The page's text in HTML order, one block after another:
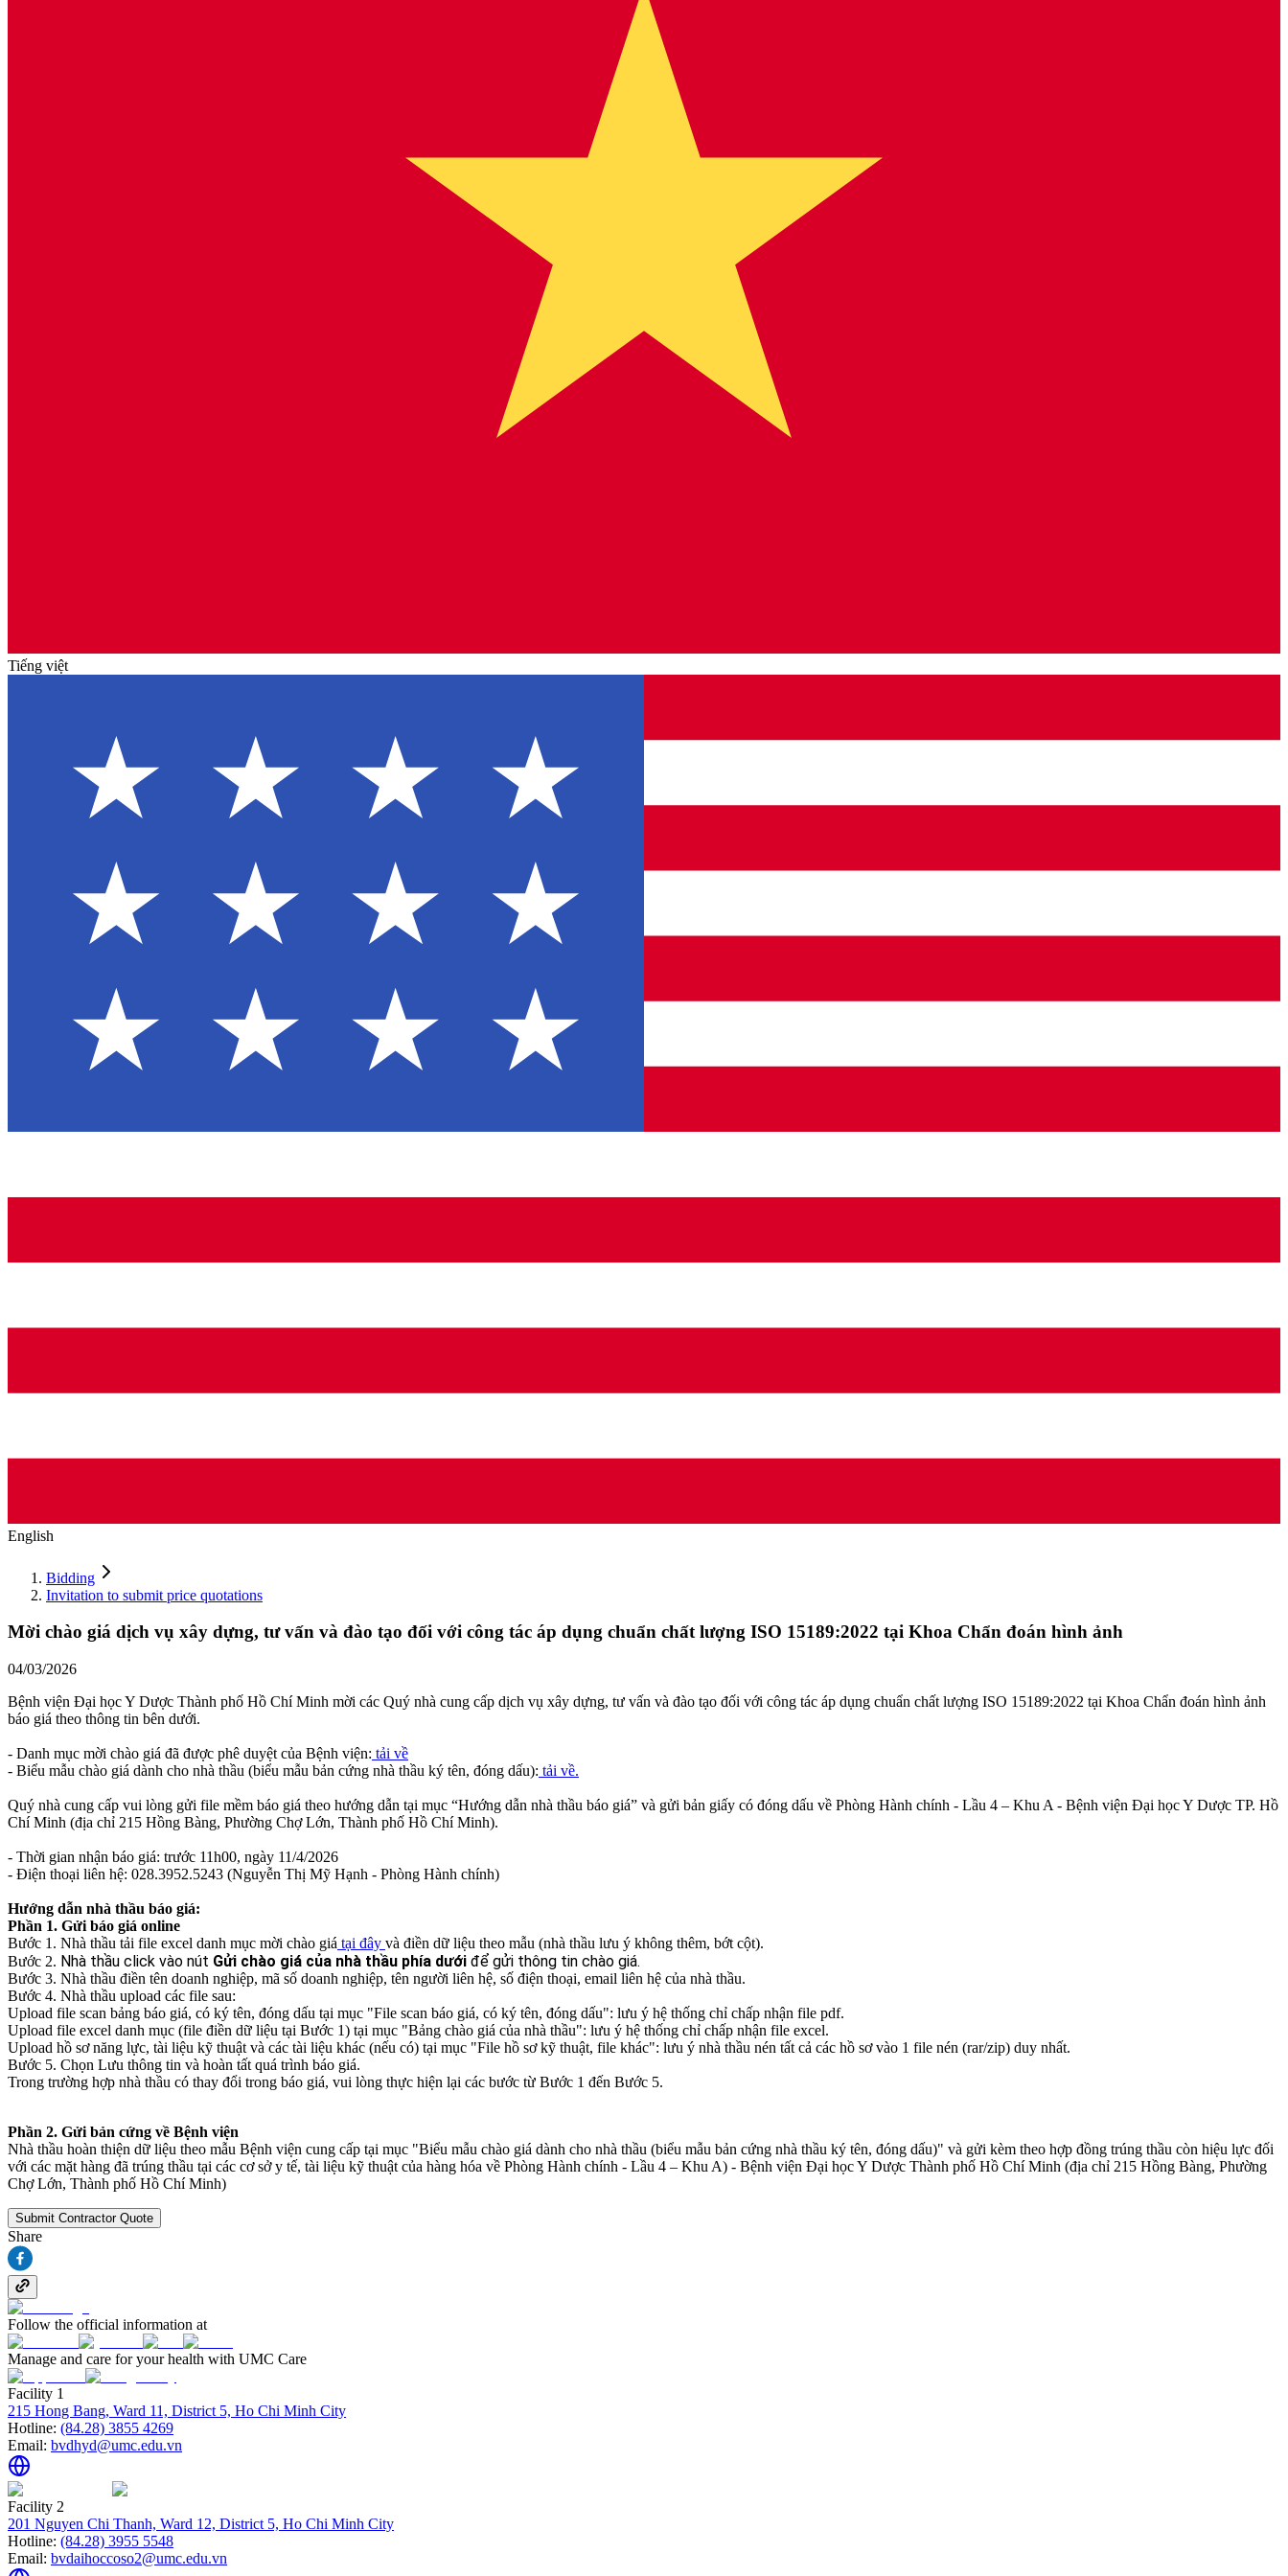
Tiếng việt
English
Bidding
Invitation to submit price quotations
Mời chào giá dịch vụ xây dựng, tư vấn và đào tạo đối với công tác áp dụng chuẩn chất lượng ISO 15189:2022 tại Khoa Chẩn đoán hình ảnh
04/03/2026
Bệnh viện Đại học Y Dược Thành phố Hồ Chí Minh mời các Quý nhà cung cấp dịch vụ xây dựng, tư vấn và đào tạo đối với công tác áp dụng chuẩn chất lượng ISO 15189:2022 tại Khoa Chẩn đoán hình ảnh
báo giá theo thông tin bên dưới.
- Danh mục mời chào giá đã được phê duyệt của Bệnh viện: tải về
- Biểu mẫu chào giá dành cho nhà thầu (biểu mẫu bản cứng nhà thầu ký tên, đóng dấu): tải về.
Quý nhà cung cấp vui lòng gửi file mềm báo giá theo hướng dẫn tại mục “Hướng dẫn nhà thầu báo giá” và gửi bản giấy có đóng dấu về Phòng Hành chính - Lầu 4 – Khu A - Bệnh viện Đại học Y Dược TP. Hồ
Chí Minh (địa chỉ 215 Hồng Bàng, Phường Chợ Lớn, Thành phố Hồ Chí Minh).
- Thời gian nhận báo giá: trước 11h00, ngày 11/4/2026
- Điện thoại liên hệ: 028.3952.5243 (Nguyễn Thị Mỹ Hạnh - Phòng Hành chính)
Hướng dẫn nhà thầu báo giá:
Phần 1. Gửi báo giá online
Bước 1. Nhà thầu tải file excel danh mục mời chào giá tại đây và điền dữ liệu theo mẫu (nhà thầu lưu ý không thêm, bớt cột).
Bước 2. Nhà thầu click vào nút Gửi chào giá của nhà thầu phía dưới để gửi thông tin chào giá.
Bước 3. Nhà thầu điền tên doanh nghiệp, mã số doanh nghiệp, tên người liên hệ, số điện thoại, email liên hệ của nhà thầu.
Bước 4. Nhà thầu upload các file sau:
Upload file scan bảng báo giá, có ký tên, đóng dấu tại mục "File scan báo giá, có ký tên, đóng dấu": lưu ý hệ thống chỉ chấp nhận file pdf.
Upload file excel danh mục (file điền dữ liệu tại Bước 1) tại mục "Bảng chào giá của nhà thầu": lưu ý hệ thống chỉ chấp nhận file excel.
Upload hồ sơ năng lực, tài liệu kỹ thuật và các tài liệu khác (nếu có) tại mục "File hồ sơ kỹ thuật, file khác": lưu ý nhà thầu nén tất cả các hồ sơ vào 1 file nén (rar/zip) duy nhất.
Bước 5. Chọn Lưu thông tin và hoàn tất quá trình báo giá.
Trong trường hợp nhà thầu có thay đổi trong báo giá, vui lòng thực hiện lại các bước từ Bước 1 đến Bước 5.
Phần 2. Gửi bản cứng về Bệnh viện
Nhà thầu hoàn thiện dữ liệu theo mẫu Bệnh viện cung cấp tại mục "Biểu mẫu chào giá dành cho nhà thầu (biểu mẫu bản cứng nhà thầu ký tên, đóng dấu)" và gửi kèm theo hợp đồng trúng thầu còn hiệu lực đối
với các mặt hàng đã trúng thầu tại các cơ sở y tế, tài liệu kỹ thuật của hàng hóa về Phòng Hành chính - Lầu 4 – Khu A) - Bệnh viện Đại học Y Dược Thành phố Hồ Chí Minh (địa chỉ 215 Hồng Bàng, Phường
Chợ Lớn, Thành phố Hồ Chí Minh)
Submit Contractor Quote
Share
Follow the official information at
Manage and care for your health with UMC Care
Facility 1
215 Hong Bang, Ward 11, District 5, Ho Chi Minh City
Hotline: (84.28) 3855 4269
Email: bvdhyd@umc.edu.vn
Facility 2
201 Nguyen Chi Thanh, Ward 12, District 5, Ho Chi Minh City
Hotline: (84.28) 3955 5548
Email: bvdaihoccoso2@umc.edu.vn